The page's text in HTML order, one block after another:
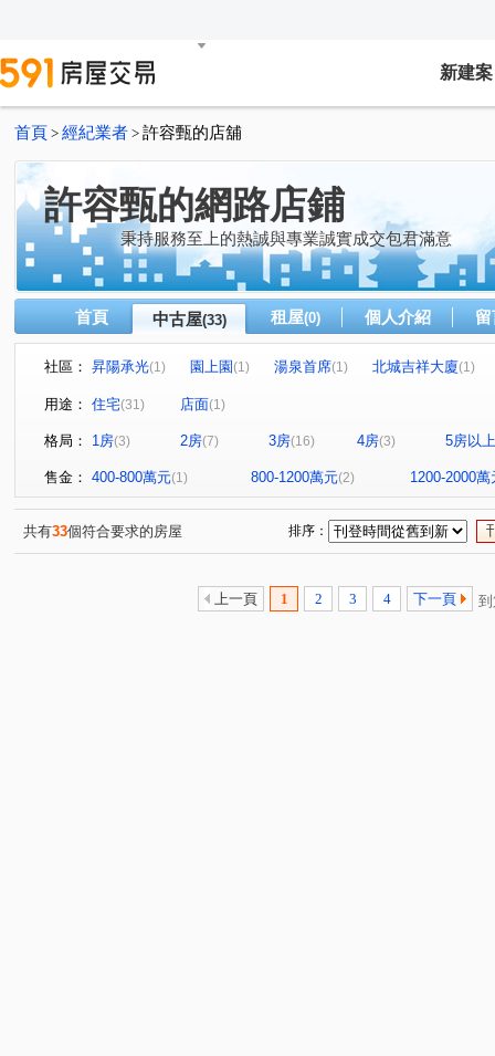
新建案
首頁 > 經紀業者 > 許容甄的店舖
許容甄的網路店鋪
秉持服務至上的熱誠與專業誠實成交包君滿意
首頁 中古屋(33) 租屋(0) 個人介紹
社區： 昇陽承光(1) 園上園(1) 湯泉首席(1) 北城吉祥大廈(1)
極景 富裔河
上碧潭 找甄甄最划算 (1) 找甄甄最划算(1) 風華(1)
雨果文學館(1) 水美安康(1) 中央名家 建國芳鄰(1)
中央六街(1) 開封街二段(1) 中興路二段(2) 環河路(2)
北新路二段(1) 央北二路(1) 大華三路(1)
安興路(1) 合宜路(1) 圓通路(1) 達觀路(1)
興隆路三
民族路(2) 安康路一段 中央路(2)
用途： 住宅(31) 店面(1)
格局： 1房(3) 2房(7) 3房(16) 4房(3) 5房以上
售金： 400-800萬元(1) 800-1200萬元(2) 1200-2000萬
共有33個符合要求的房屋 排序：
上一頁 1 2 3 4 下一頁